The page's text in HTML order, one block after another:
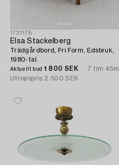
1731178
Elsa Stackelberg
Trädgårdbord, Fri Form, Edsbruk,
1980-tal.
Aktuellt bud 1 800 SEK
7 tim 45m
Utropspris 2 500 SEK